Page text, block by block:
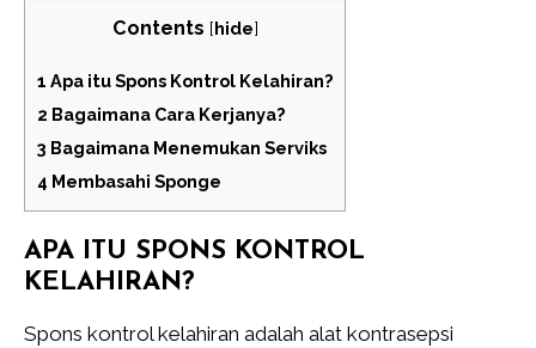
Contents [hide]
1 Apa itu Spons Kontrol Kelahiran?
2 Bagaimana Cara Kerjanya?
3 Bagaimana Menemukan Serviks
4 Membasahi Sponge
APA ITU SPONS KONTROL
KELAHIRAN?
Spons kontrol kelahiran adalah alat kontrasepsi